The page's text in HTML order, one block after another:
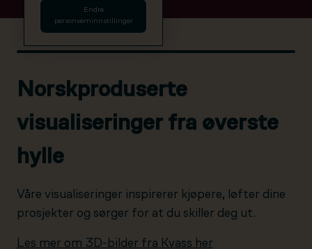
Endre
personverninnstillinger
Norskproduserte
visualiseringer fra øverste
hylle
Våre visualiseringer inspirerer kjøpere, løfter dine
prosjekter og sørger for at du skiller deg ut.
Les mer om 3D-bilder fra Kvass her